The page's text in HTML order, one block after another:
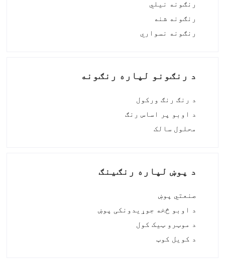
رنګونه نیلي
رنګونه شنه
رنګونه نسواري
د رنګونو لپاره رنګونه
د رنګ رنګ ورکول
د اوبو پر اساس رنګ
محلول سالک
د پوښ لپاره رنګینګ
صنعتي پوښ
د اوبو څخه جوړیدونکی پوښ
د موټرو ټیک کول
د کویل کوټ